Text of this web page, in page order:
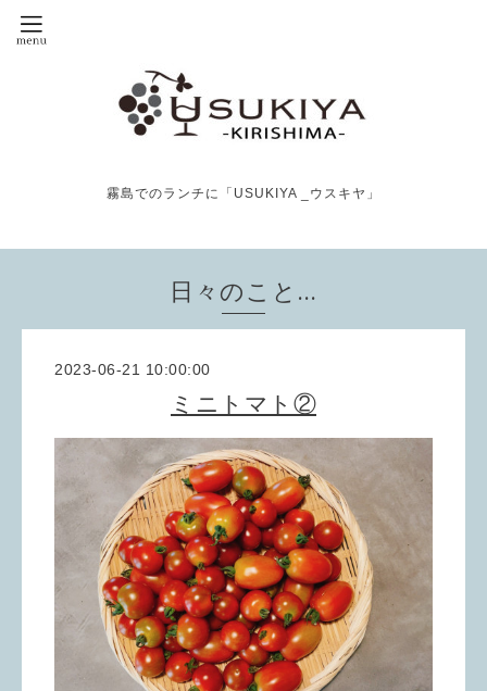
霧島でのランチに「USUKIYA _ウスキヤ」
日々のこと…
2023-06-21 10:00:00
ミニトマト②